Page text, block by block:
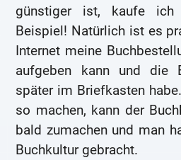
günstiger ist, kaufe ich
Beispiel! Natürlich ist es
Internet meine
aufgeben kann und die
später im Briefkasten
so machen, kann der
bald zumachen und man
Buchkultur gebracht.